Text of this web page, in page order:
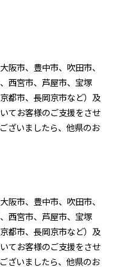
阪市、豊中市、吹田市、
西宮市、芦屋市、宝塚
都市、長岡京市など）及
てお客様のご支援をさせ
ざいましたら、他県のお
阪市、豊中市、吹田市、
西宮市、芦屋市、宝塚
都市、長岡京市など）及
てお客様のご支援をさせ
ざいましたら、他県のお